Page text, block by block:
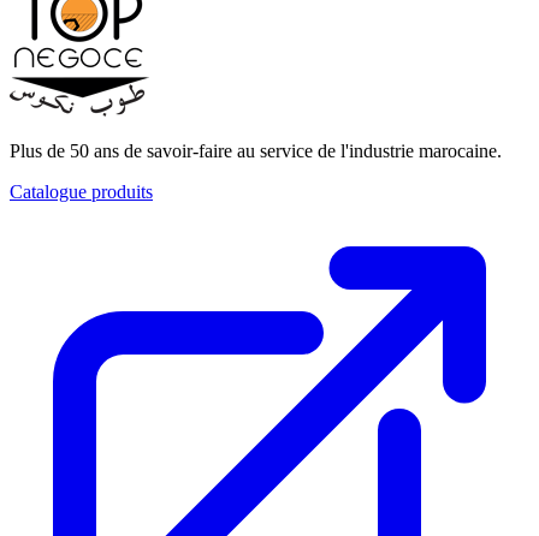
Plus de 50 ans de savoir-faire au service de l'industrie marocaine.
Catalogue produits